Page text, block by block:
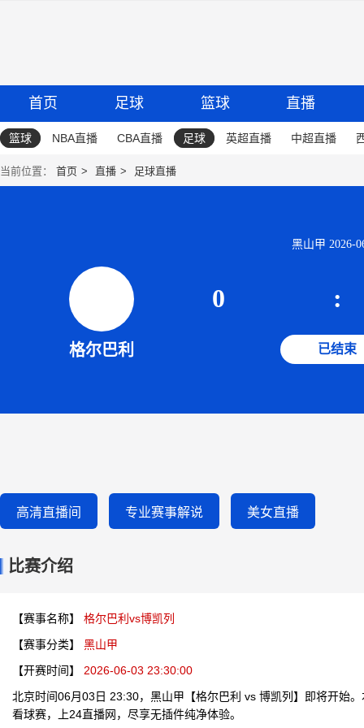
首页 足球 篮球 直播
篮球 NBA直播 CBA直播 足球 英超直播 中超直播
当前位置： 首页 直播 足球直播
黑山甲 2026-
格尔巴利
0 :
已结束
高清直播间 专业赛事解说 美女直播
比赛介绍
【赛事名称】
格尔巴利vs博凯列
【赛事分类】
黑山甲
【开赛时间】
2026-06-03 23:30:00
北京时间06月03日 23:30，黑山甲【格尔巴利 vs 博凯列】即将开始
看球赛，上24直播网，尽享无插件纯净体验。